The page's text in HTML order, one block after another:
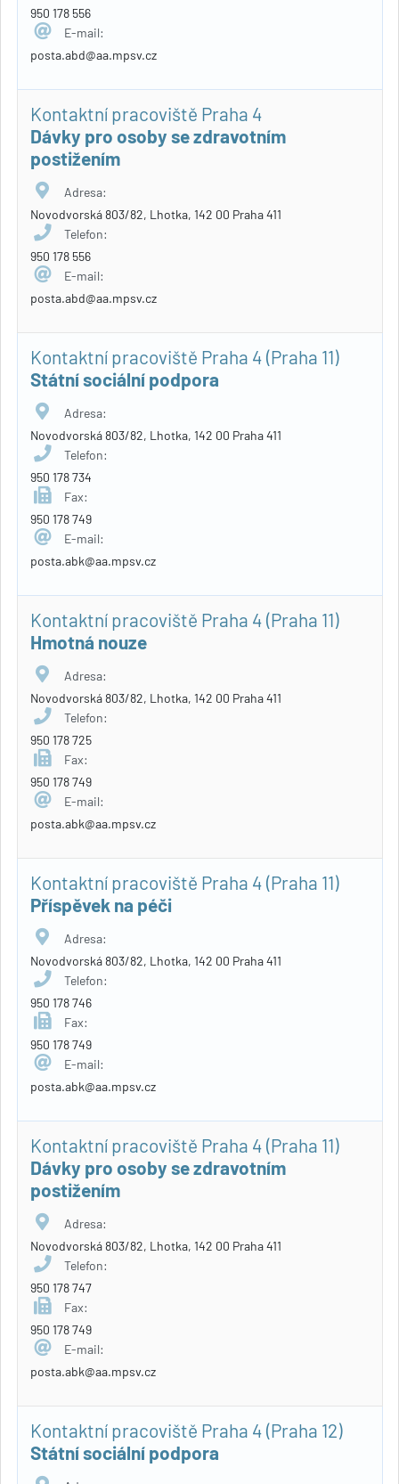
950 178 556
E-mail:
posta.abd@aa.mpsv.cz
Kontaktní pracoviště Praha 4
Dávky pro osoby se zdravotním
postižením
Adresa:
Novodvorská 803/82, Lhotka, 142 00 Praha 411
Telefon:
950 178 556
E-mail:
posta.abd@aa.mpsv.cz
Kontaktní pracoviště Praha 4 (Praha 11)
Státní sociální podpora
Adresa:
Novodvorská 803/82, Lhotka, 142 00 Praha 411
Telefon:
950 178 734
Fax:
950 178 749
E-mail:
posta.abk@aa.mpsv.cz
Kontaktní pracoviště Praha 4 (Praha 11)
Hmotná nouze
Adresa:
Novodvorská 803/82, Lhotka, 142 00 Praha 411
Telefon:
950 178 725
Fax:
950 178 749
E-mail:
posta.abk@aa.mpsv.cz
Kontaktní pracoviště Praha 4 (Praha 11)
Příspěvek na péči
Adresa:
Novodvorská 803/82, Lhotka, 142 00 Praha 411
Telefon:
950 178 746
Fax:
950 178 749
E-mail:
posta.abk@aa.mpsv.cz
Kontaktní pracoviště Praha 4 (Praha 11)
Dávky pro osoby se zdravotním
postižením
Adresa:
Novodvorská 803/82, Lhotka, 142 00 Praha 411
Telefon:
950 178 747
Fax:
950 178 749
E-mail:
posta.abk@aa.mpsv.cz
Kontaktní pracoviště Praha 4 (Praha 12)
Státní sociální podpora